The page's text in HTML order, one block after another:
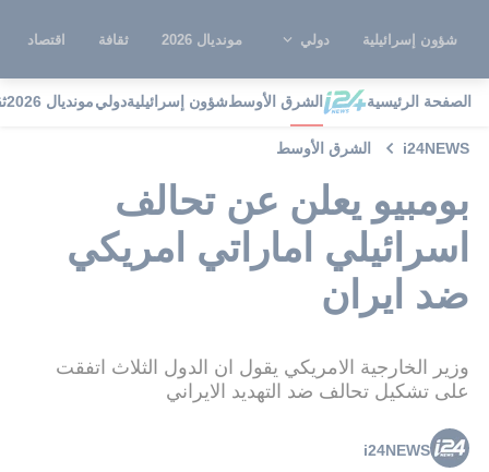
شؤون إسرائيلية دولي مونديال 2026 ثقافة اقتصاد
الصفحة الرئيسية الشرق الأوسطشؤون إسرائيليةدوليمونديال 2026
i24NEWS الشرق الأوسط
بومبيو يعلن عن تحالف
اسرائيلي اماراتي امريكي
ضد ايران
وزير الخارجية الامريكي يقول ان الدول الثلاث اتفقت
على تشكيل تحالف ضد التهديد الايراني
i24NEWS